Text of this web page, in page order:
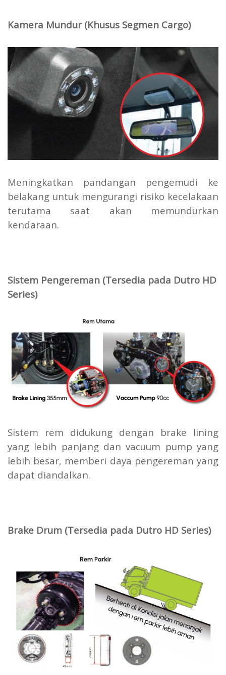
Kamera Mundur (Khusus Segmen Cargo)
Meningkatkan pandangan pengemudi ke
belakang untuk mengurangi risiko kecelakaan
terutama saat akan memundurkan
kendaraan.
Sistem Pengereman (Tersedia pada Dutro HD
Series)
Sistem rem didukung dengan brake lining
yang lebih panjang dan vacuum pump yang
lebih besar, memberi daya pengereman yang
dapat diandalkan.
Brake Drum (Tersedia pada Dutro HD Series)